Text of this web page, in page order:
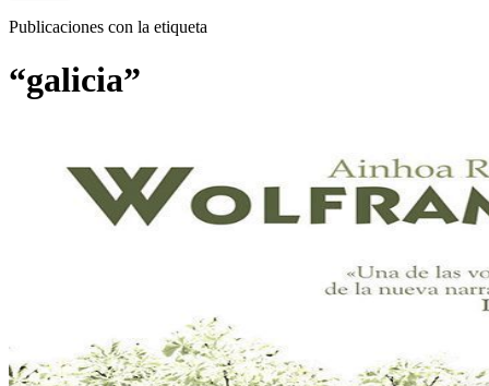
Publicaciones con la etiqueta
“galicia”